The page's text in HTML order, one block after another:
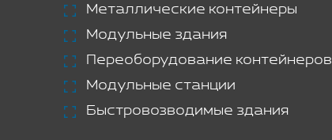
Металлические контейнеры
Модульные здания
Переоборудование контейнеров
Модульные станции
Быстровозводимые здания